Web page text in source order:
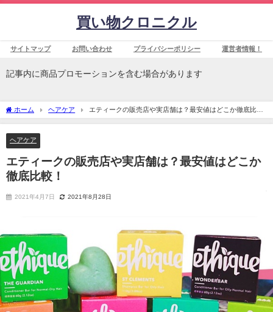
買い物クロニクル
サイトマップ お問い合わせ プライバシーポリシー 運営者情報！
記事内に商品プロモーションを含む場合があります
ホーム ヘアケア
エティークの販売店や実店舗は？最安値はどこか徹底比
較！
ヘアケア
エティークの販売店や実店舗は？最安値はどこか
徹底比較！
2021年4月7日 2021年8月28日